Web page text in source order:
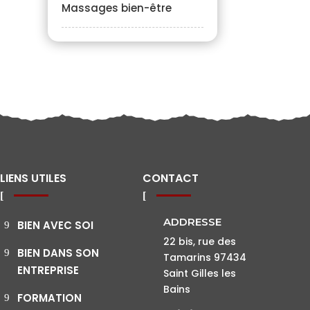
Massages bien-être
LIENS UTILES
BIEN AVEC SOI
BIEN DANS SON
ENTREPRISE
FORMATION
CONTACT
ADDRESSE
22 bis, rue des
Tamarins 97434
Saint Gilles les
Bains